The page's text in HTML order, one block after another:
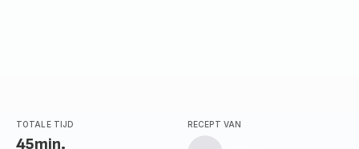
TOTALE TIJD
45min.
RECEPT VAN